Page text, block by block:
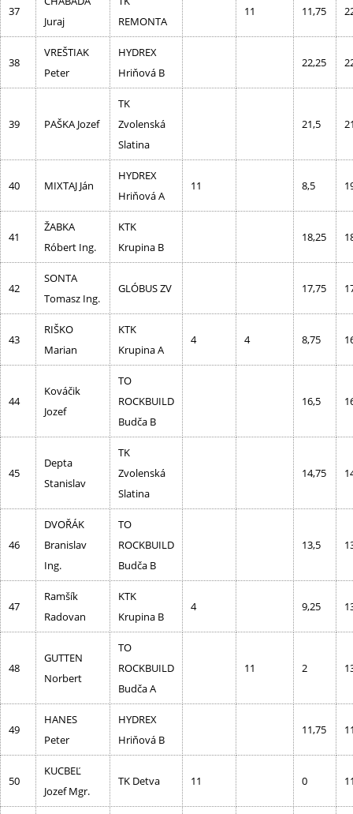
37
Juraj
REMONTA
11 11,75
38
VREŠTIAK
Peter
HYDREX
Hriňová B
22,25
39 PAŠKA Jozef
TK
Zvolenská
Slatina
21,5
40 MIXTAJ Ján
HYDREX
Hriňová A
11 8,5
41
ŽABKA
Róbert Ing.
KTK
Krupina B
18,25
42
SONTA
Tomasz Ing.
GLÓBUS ZV 17,75
43
RIŠKO
Marian
KTK
Krupina A
4 4 8,75
44
Kováčik
Jozef
TO
ROCKBUILD
Budča B
16,5
45
Depta
Stanislav
TK
Zvolenská
Slatina
14,75
46
DVOŘÁK
Branislav
Ing.
TO
ROCKBUILD
Budča B
13,5
47
Ramšík
Radovan
KTK
Krupina B
4 9,25
48
GUTTEN
Norbert
TO
ROCKBUILD
Budča A
11 2
49
HANES
Peter
HYDREX
Hriňová B
11,75
50
KUCBEĽ
Jozef Mgr.
TK Detva 11 0